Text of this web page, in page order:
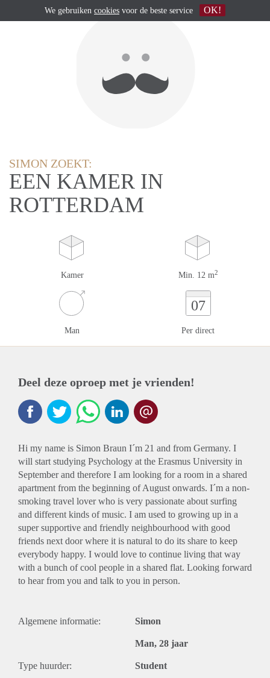
SIMON ZOEKT:
EEN KAMER IN
ROTTERDAM
Kamer Min. 12 m2
Man
07
Per direct
Deel deze oproep met je vrienden!
Hi my name is Simon Braun I´m 21 and from Germany. I
will start studying Psychology at the Erasmus University in
September and therefore I am looking for a room in a shared
apartment from the beginning of August onwards. I´m a non-
smoking travel lover who is very passionate about surfing
and different kinds of music. I am used to growing up in a
super supportive and friendly neighbourhood with good
friends next door where it is natural to do its share to keep
everybody happy. I would love to continue living that way
with a bunch of cool people in a shared flat. Looking forward
to hear from you and talk to you in person.
Algemene informatie: Simon
Man, 28 jaar
Type huurder: Student
We gebruiken cookies voor de beste service OK!